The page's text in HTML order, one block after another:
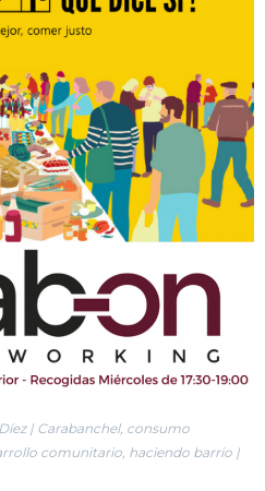
| Carabanchel, consumo
comunitario, haciendo barrio |